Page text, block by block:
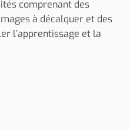
comprenant des
à décalquer et des
l’apprentissage et la